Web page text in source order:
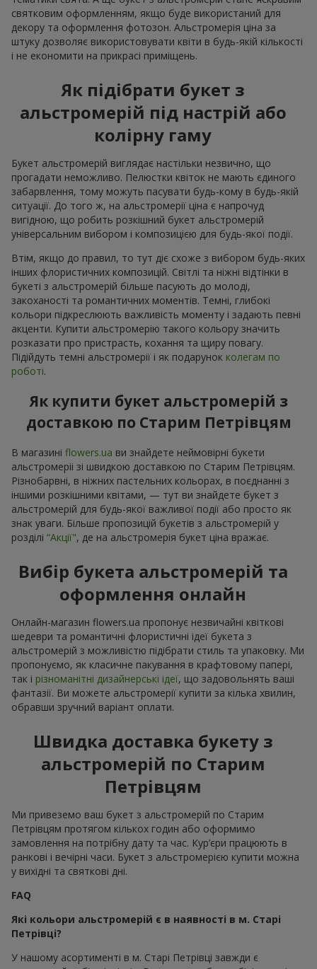
святковим оформленням, якщо буде використаний для
декору та оформлення фотозон. Альстромерія ціна за
штуку дозволяє використовувати квіти в будь-якій кількості
і не економити на прикрасі приміщень.
Як підібрати букет з
альстромерій під настрій або
колірну гаму
Букет альстромерій виглядає настільки незвично, що
прогадати неможливо. Пелюстки квіток не мають єдиного
забарвлення, тому можуть пасувати будь-кому в будь-якій
ситуації. До того ж, на альстромерії ціна є напрочуд
вигідною, що робить розкішний букет альстромерій
універсальним вибором і композицією для будь-якої події.
Втім, якщо до правил, то тут діє схоже з вибором будь-яких
інших флористичних композицій. Світлі та ніжні відтінки в
букеті з альстромерій більше пасують до молоді,
закоханості та романтичних моментів. Темні, глибокі
кольори підкреслюють важливість моменту і задають певні
акценти. Купити альстромерію такого кольору значить
розказати про пристрасть, кохання та щиру повагу.
Підійдуть темні альстромерії і як подарунок колегам по
роботі.
Як купити букет альстромерій з
доставкою по Старим Петрівцям
В магазині flowers.ua ви знайдете неймовірні букети
альстромеріі зі швидкою доставкою по Старим Петрівцям.
Різнобарвні, в ніжних пастельних кольорах, в поєднанні з
іншими розкішними квітами, — тут ви знайдете букет з
альстромерій для будь-якої важливої події або просто як
знак уваги. Більше пропозицій букетів з альстромерій у
розділі “Акції", де на альстромерія букет ціна вражає.
Вибір букета альстромерій та
оформлення онлайн
Онлайн-магазин flowers.ua пропонує незвичайні квіткові
шедеври та романтичні флористичні ідеї букета з
альстромерій з можливістю підібрати стиль та упаковку. Ми
пропонуємо, як класичне пакування в крафтовому папері,
так і різноманітні дизайнерські ідеї, що задовольнять ваші
фантазії. Ви можете альстромерії купити за кілька хвилин,
обравши зручний варіант оплати.
Швидка доставка букету з
альстромерій по Старим
Петрівцям
Ми привеземо ваш букет з альстромерій по Старим
Петрівцям протягом кількох годин або оформимо
замовлення на потрібну дату та час. Кур’єри працюють в
ранкові і вечірні часи. Букет з альстромерією купити можна
у вихідні та святкові дні.
FAQ
Які кольори альстромерій є в наявності в м. Старі
Петрівці?
У нашому асортименті в м. Старі Петрівці завжди є